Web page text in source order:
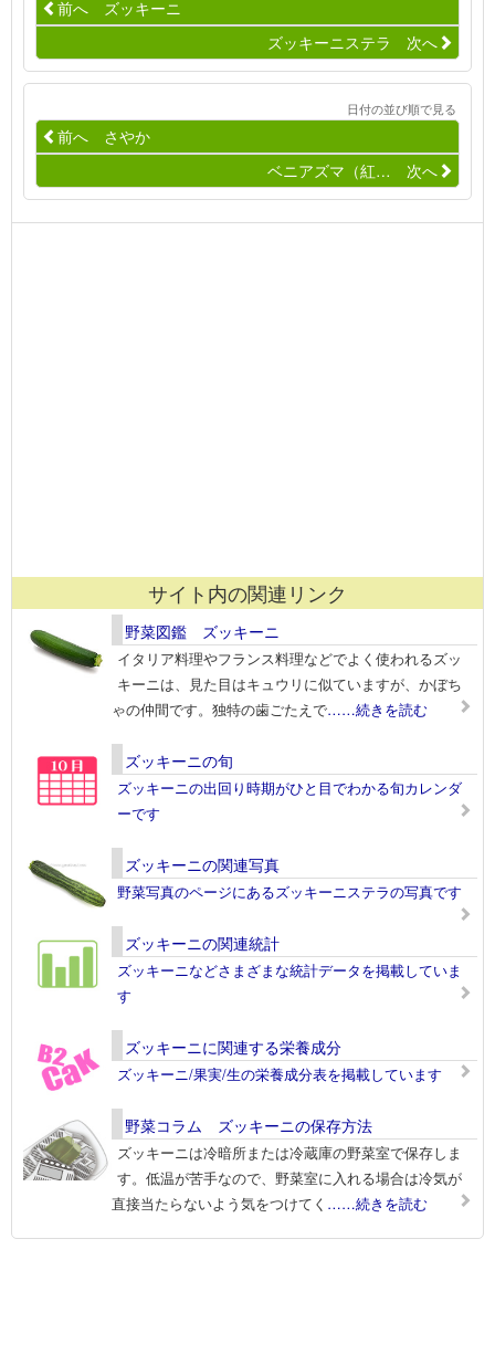
前へ ズッキーニ
ズッキーニステラ 次へ
日付の並び順で見る
前へ さやか
ベニアズマ（紅… 次へ
サイト内の関連リンク
野菜図鑑 ズッキーニ
イタリア料理やフランス料理などでよく使われるズッ
キーニは、見た目はキュウリに似ていますが、かぼち
ゃの仲間です。独特の歯ごたえで……続きを読む
ズッキーニの旬
ズッキーニの出回り時期がひと目でわかる旬カレンダ
ーです
ズッキーニの関連写真
野菜写真のページにあるズッキーニステラの写真です
ズッキーニの関連統計
ズッキーニなどさまざまな統計データを掲載していま
す
ズッキーニに関連する栄養成分
ズッキーニ/果実/生の栄養成分表を掲載しています
野菜コラム ズッキーニの保存方法
ズッキーニは冷暗所または冷蔵庫の野菜室で保存しま
す。低温が苦手なので、野菜室に入れる場合は冷気が
直接当たらないよう気をつけてく ……続きを読む